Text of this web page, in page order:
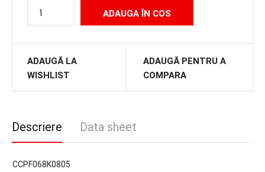
ADAUGĂ LA
WISHLIST
ADAUGĂ PENTRU A
COMPARA
Descriere Data sheet
CCPF068K0805